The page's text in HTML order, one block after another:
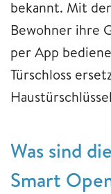
bekannt. Mit
Bewohner ihre
per App
Türschloss
Was sind
Smart